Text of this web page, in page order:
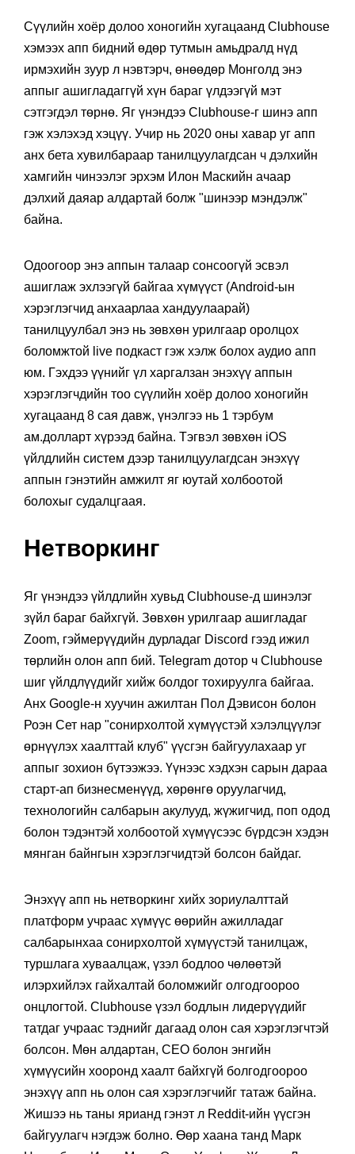
Сүүлийн хоёр долоо хоногийн хугацаанд Clubhouse
хэмээх апп бидний өдөр тутмын амьдралд нүд
ирмэхийн зуур л нэвтэрч, өнөөдөр Монголд энэ
аппыг ашигладаггүй хүн бараг үлдээгүй мэт
сэтгэгдэл төрнө. Яг үнэндээ Clubhouse-г шинэ апп
гэж хэлэхэд хэцүү. Учир нь 2020 оны хавар уг апп
анх бета хувилбараар танилцуулагдсан ч дэлхийн
хамгийн чинээлэг эрхэм Илон Маскийн ачаар
дэлхий даяар алдартай болж "шинээр мэндэлж"
байна.
Одоогоор энэ аппын талаар сонсоогүй эсвэл
ашиглаж эхлээгүй байгаа хүмүүст (Android-ын
хэрэглэгчид анхаарлаа хандуулаарай)
танилцуулбал энэ нь зөвхөн урилгаар оролцох
боломжтой live подкаст гэж хэлж болох аудио апп
юм. Гэхдээ үүнийг үл харгалзан энэхүү аппын
хэрэглэгчдийн тоо сүүлийн хоёр долоо хоногийн
хугацаанд 8 сая давж, үнэлгээ нь 1 тэрбум
ам.долларт хүрээд байна. Тэгвэл зөвхөн iOS
үйлдлийн систем дээр танилцуулагдсан энэхүү
аппын гэнэтийн амжилт яг юутай холбоотой
болохыг судалцгаая.
Нетворкинг
Яг үнэндээ үйлдлийн хувьд Clubhouse-д шинэлэг
зүйл бараг байхгүй. Зөвхөн урилгаар ашигладаг
Zoom, гэймерүүдийн дурладаг Discord гээд ижил
төрлийн олон апп бий. Telegram дотор ч Clubhouse
шиг үйлдлүүдийг хийж болдог тохируулга байгаа.
Анх Google-н хуучин ажилтан Пол Дэвисон болон
Роэн Сет нар "сонирхолтой хүмүүстэй хэлэлцүүлэг
өрнүүлэх хаалттай клуб" үүсгэн байгуулахаар уг
аппыг зохион бүтээжээ. Үүнээс хэдхэн сарын дараа
старт-ап бизнесменүүд, хөрөнгө оруулагчид,
технологийн салбарын акулууд, жүжигчид, поп одод
болон тэдэнтэй холбоотой хүмүүсээс бүрдсэн хэдэн
мянган байнгын хэрэглэгчидтэй болсон байдаг.
Энэхүү апп нь нетворкинг хийх зориулалттай
платформ учраас хүмүүс өөрийн ажилладаг
салбарынхаа сонирхолтой хүмүүстэй танилцаж,
туршлага хуваалцаж, үзэл бодлоо чөлөөтэй
илэрхийлэх гайхалтай боломжийг олгодгоороо
онцлогтой. Clubhouse үзэл бодлын лидерүүдийг
татдаг учраас тэднийг дагаад олон сая хэрэглэгчтэй
болсон. Мөн алдартан, CEO болон энгийн
хүмүүсийн хооронд хаалт байхгүй болгодгоороо
энэхүү апп нь олон сая хэрэглэгчийг татаж байна.
Жишээ нь таны ярианд гэнэт л Reddit-ийн үүсгэн
байгуулагч нэгдэж болно. Өөр хаана танд Марк